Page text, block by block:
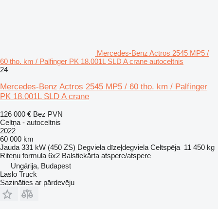
Mercedes-Benz Actros 2545 MP5 /
60 tho. km / Palfinger PK 18.001L SLD A crane autoceltnis
24
Mercedes-Benz Actros 2545 MP5 / 60 tho. km / Palfinger
PK 18.001L SLD A crane
126 000 € Bez PVN
Celtņa - autoceltnis
2022
60 000 km
Jauda 331 kW (450 ZS) Degviela dīzeļdegviela Celtspēja 11 450 kg
Riteņu formula 6x2 Balstiekārta atspere/atspere
Ungārija, Budapest
Laslo Truck
Sazināties ar pārdevēju